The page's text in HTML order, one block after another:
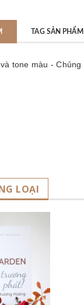
TAG SẢN PHẨM
tone màu - Chủng
LOẠI